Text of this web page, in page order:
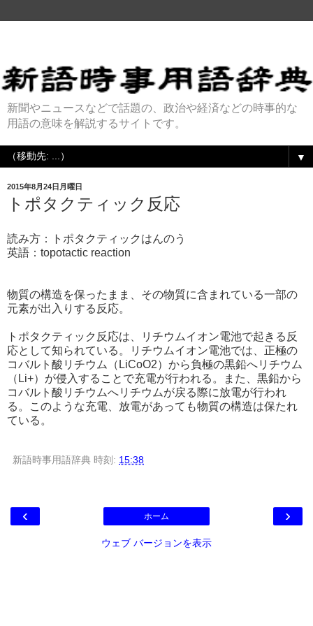
新聞やニュースなどで話題の、政治や経済などの時事的な
用語の意味を解説するサイトです。
▼
2015年8月24日月曜日
トポタクティック反応
読み方：トポタクティックはんのう
英語：topotactic reaction
物質の構造を保ったまま、その物質に含まれている一部の
元素が出入りする反応。
トポタクティック反応は、リチウムイオン電池で起きる反
応として知られている。リチウムイオン電池では、正極の
コバルト酸リチウム（LiCoO2）から負極の黒鉛へリチウム
（Li+）が侵入することで充電が行われる。また、黒鉛から
コバルト酸リチウムへリチウムが戻る際に放電が行われ
る。このような充電、放電があっても物質の構造は保たれ
ている。
新語時事用語辞典 時刻: 15:38
‹ ›
ホーム
ウェブ バージョンを表示